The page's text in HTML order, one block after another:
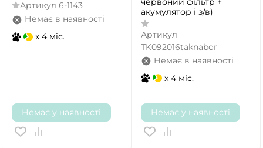
Артикул 6-1143
Немає в наявності
x 4 міс.
Немає у наявності
акумулятор і з/в)
Артикул
TK092016taknabor
Немає в наявності
x 4 міс.
Немає у наявності